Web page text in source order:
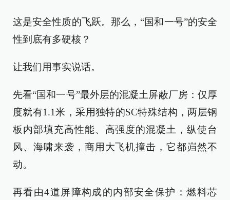
这是安全性质的飞跃。那么，“国和一号”的安全
性到底有多硬核？
让我们用事实说话。
先看“国和一号”最外层的混凝土屏蔽厂房：仅厚
度就有1.1米，采用独特的SC特殊结构，两层钢
板内部填充高性能、高强度的混凝土，纵使台
风、海啸来袭，商用大飞机撞击，它都岿然不
动。
再看由4道屏障构成的内部安全保护：燃料芯